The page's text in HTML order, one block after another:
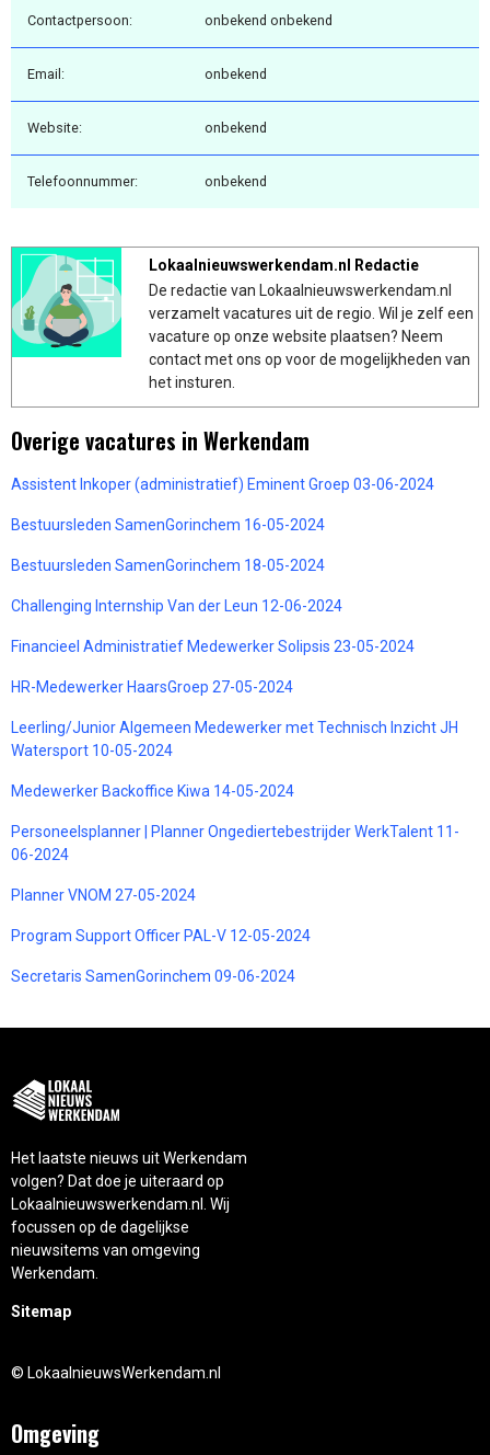
Contactpersoon: onbekend onbekend
Email: onbekend
Website: onbekend
Telefoonnummer: onbekend
Lokaalnieuwswerkendam.nl Redactie
De redactie van Lokaalnieuwswerkendam.nl
verzamelt vacatures uit de regio. Wil je zelf een
vacature op onze website plaatsen? Neem
contact met ons op voor de mogelijkheden van
het insturen.
Overige vacatures in Werkendam
Assistent Inkoper (administratief) Eminent Groep 03-06-2024
Bestuursleden SamenGorinchem 16-05-2024
Bestuursleden SamenGorinchem 18-05-2024
Challenging Internship Van der Leun 12-06-2024
Financieel Administratief Medewerker Solipsis 23-05-2024
HR-Medewerker HaarsGroep 27-05-2024
Leerling/Junior Algemeen Medewerker met Technisch Inzicht JH
Watersport 10-05-2024
Medewerker Backoffice Kiwa 14-05-2024
Personeelsplanner | Planner Ongediertebestrijder WerkTalent 11-
06-2024
Planner VNOM 27-05-2024
Program Support Officer PAL-V 12-05-2024
Secretaris SamenGorinchem 09-06-2024
Het laatste nieuws uit Werkendam
volgen? Dat doe je uiteraard op
Lokaalnieuwswerkendam.nl. Wij
focussen op de dagelijkse
nieuwsitems van omgeving
Werkendam.
Sitemap
© LokaalnieuwsWerkendam.nl
Omgeving